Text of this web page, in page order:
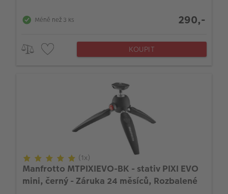
Méně než 3 ks 290,-
KOUPIT
(1x)
Manfrotto MTPIXIEVO-BK - stativ PIXI EVO
mini, černý - Záruka 24 měsíců, Rozbalené